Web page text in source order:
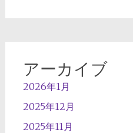
アーカイブ
2026年1月
2025年12月
2025年11月